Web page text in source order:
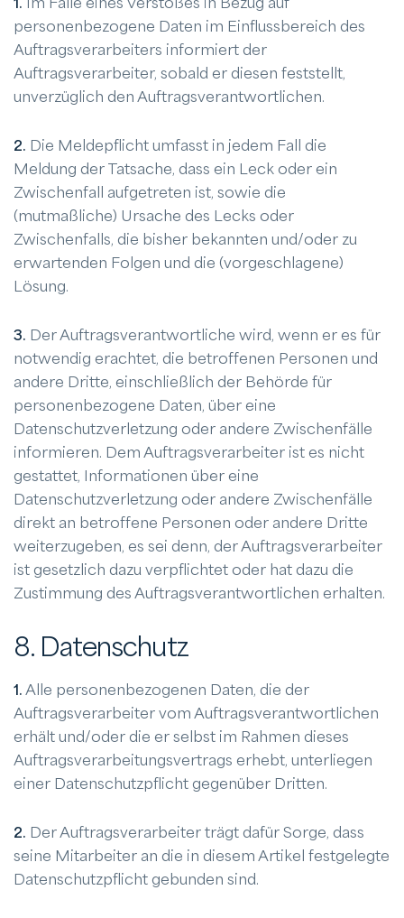
personenbezogene Daten im Einflussbereich des
Auftragsverarbeiters informiert der
Auftragsverarbeiter, sobald er diesen feststellt,
unverzüglich den Auftragsverantwortlichen.
2. Die Meldepflicht umfasst in jedem Fall die
Meldung der Tatsache, dass ein Leck oder ein
Zwischenfall aufgetreten ist, sowie die
(mutmaßliche) Ursache des Lecks oder
Zwischenfalls, die bisher bekannten und/oder zu
erwartenden Folgen und die (vorgeschlagene)
Lösung.
3. Der Auftragsverantwortliche wird, wenn er es für
notwendig erachtet, die betroffenen Personen und
andere Dritte, einschließlich der Behörde für
personenbezogene Daten, über eine
Datenschutzverletzung oder andere Zwischenfälle
informieren. Dem Auftragsverarbeiter ist es nicht
gestattet, Informationen über eine
Datenschutzverletzung oder andere Zwischenfälle
direkt an betroffene Personen oder andere Dritte
weiterzugeben, es sei denn, der Auftragsverarbeiter
ist gesetzlich dazu verpflichtet oder hat dazu die
Zustimmung des Auftragsverantwortlichen erhalten.
8. Datenschutz
1. Alle personenbezogenen Daten, die der
Auftragsverarbeiter vom Auftragsverantwortlichen
erhält und/oder die er selbst im Rahmen dieses
Auftragsverarbeitungsvertrags erhebt, unterliegen
einer Datenschutzpflicht gegenüber Dritten.
2. Der Auftragsverarbeiter trägt dafür Sorge, dass
seine Mitarbeiter an die in diesem Artikel festgelegte
Datenschutzpflicht gebunden sind.